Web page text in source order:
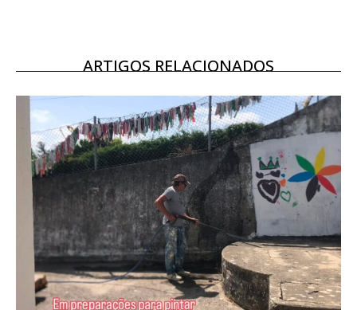
ARTIGOS RELACIONADOS